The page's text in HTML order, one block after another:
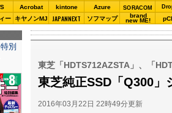
Acrobat kintone Azure SORACOM
ー キヤノンMJ JAPANNEXT ソフマップ brand
new ME!
東芝「HDTS712AZSTA」、「
東芝純正SSD「Q300」
2016年03月22日 22時49分更新
別